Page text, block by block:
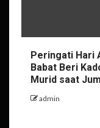
Peringati Hari
Babat Beri
Murid saat
admin